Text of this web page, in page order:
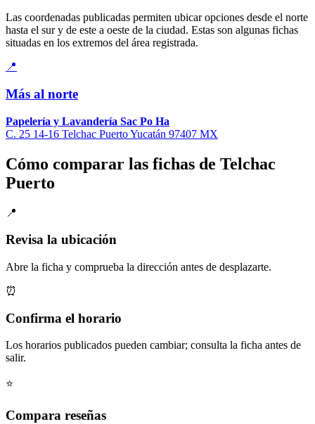
Las coordenadas publicadas permiten ubicar opciones desde el norte
hasta el sur y de este a oeste de la ciudad. Estas son algunas fichas
situadas en los extremos del área registrada.
📍
Más al norte
Papelería y Lavandería Sac Po Ha
C. 25 14-16 Telchac Puerto Yucatán 97407 MX
Cómo comparar las fichas de Telchac
Puerto
📍
Revisa la ubicación
Abre la ficha y comprueba la dirección antes de desplazarte.
⏰
Confirma el horario
Los horarios publicados pueden cambiar; consulta la ficha antes de
salir.
⭐
Compara reseñas